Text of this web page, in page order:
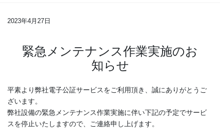
2023年4月27日
緊急メンテナンス作業実施のお
知らせ
平素より弊社電子公証サービスをご利用頂き、誠にありがとうご
ざいます。
弊社設備の緊急メンテナンス作業実施に伴い下記の予定でサービ
スを停止いたしますので、ご連絡申し上げます。